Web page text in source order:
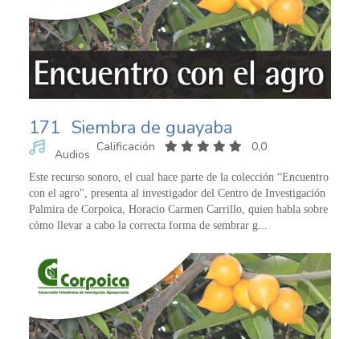
171 Siembra de guayaba
Audios
Calificación 0,0
Este recurso sonoro, el cual hace parte de la colección “Encuentro
con el agro", presenta al investigador del Centro de Investigación
Palmira de Corpoica, Horacio Carmen Carrillo, quien habla sobre
cómo llevar a cabo la correcta forma de sembrar g...